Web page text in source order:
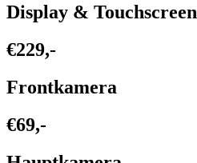
Display & Touchscreen
€229,-
Frontkamera
€69,-